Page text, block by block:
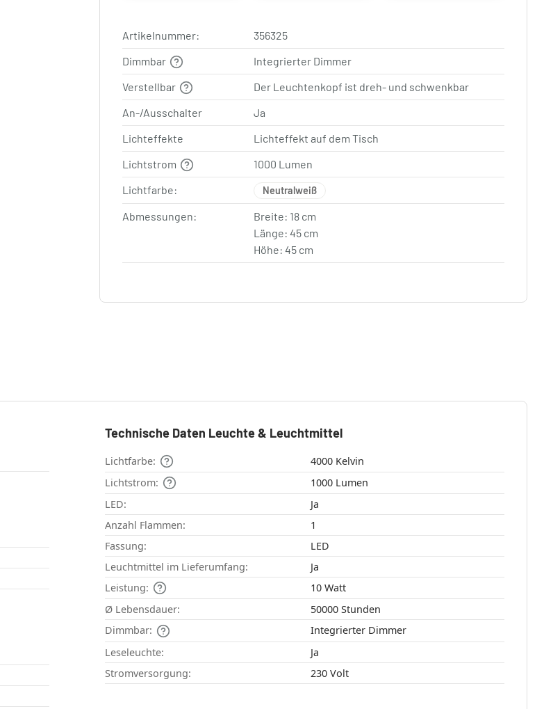
Artikelnummer:
356325
Dimmbar
Integrierter Dimmer
Verstellbar
Der Leuchtenkopf ist dreh- und schwenkbar
An-/Ausschalter
Ja
Lichteffekte
Lichteffekt auf dem Tisch
Lichtstrom
1000 Lumen
Lichtfarbe:
Neutralweiß
Abmessungen:
Breite: 18 cm
Länge: 45 cm
Höhe: 45 cm
Technische Daten Leuchte & Leuchtmittel
Lichtfarbe:
4000 Kelvin
Lichtstrom:
1000 Lumen
LED:
Ja
Anzahl Flammen:
1
Fassung:
LED
Leuchtmittel im Lieferumfang:
Ja
Leistung:
10 Watt
Ø Lebensdauer:
50000 Stunden
Dimmbar:
Integrierter Dimmer
Leseleuchte:
Ja
Stromversorgung:
230 Volt